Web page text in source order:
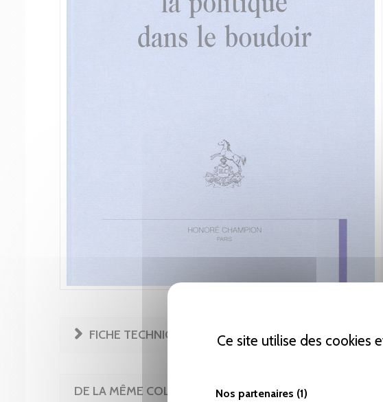
Ce site utilise des cookies
Nos partenaires (1)
FICHE TECHNIQUE
DE LA MÊME COLLECTION